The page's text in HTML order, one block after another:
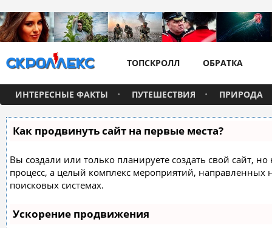
ТОПСКРОЛЛ ОБРАТКА
ИНТЕРЕСНЫЕ ФАКТЫ ПУТЕШЕСТВИЯ ПРИРОДА
Как продвинуть сайт на первые места?
Вы создали или только планируете создать свой сайт,
процесс, а целый комплекс мероприятий,
поисковых системах.
Ускорение продвижения